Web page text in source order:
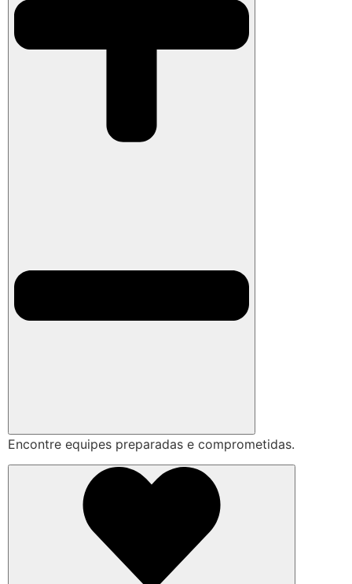
Encontre equipes preparadas e comprometidas.